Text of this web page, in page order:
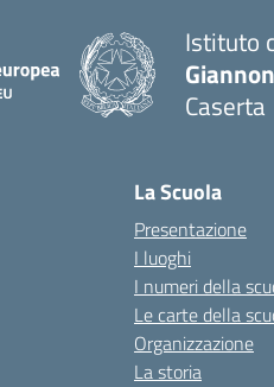
Istituto
Caserta
La Scuola
Presentazione
I luoghi
I numeri della
Le carte della
Organizzazione
La storia